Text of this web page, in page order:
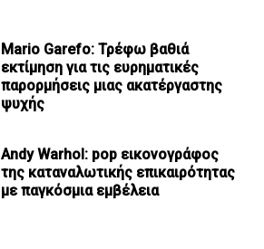
Mario Garefo: Τρέφω βαθιά
εκτίμηση για τις ευρηματικές
παρορμήσεις μιας ακατέργαστης
ψυχής
Andy Warhol: pop εικονογράφος
της καταναλωτικής επικαιρότητας
με παγκόσμια εμβέλεια